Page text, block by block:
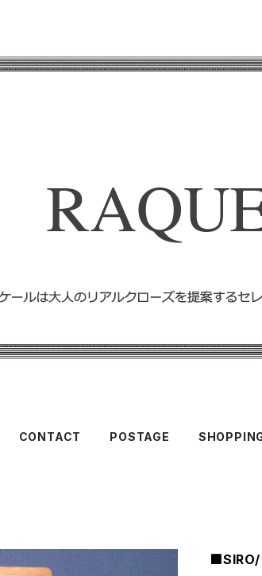
CONTACT POSTAGE
■SIRO/